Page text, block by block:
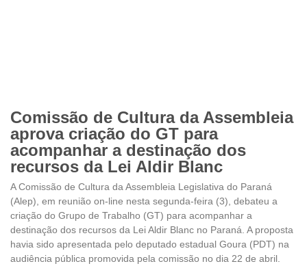
Comissão de Cultura da Assembleia
aprova criação do GT para
acompanhar a destinação dos
recursos da Lei Aldir Blanc
A Comissão de Cultura da Assembleia Legislativa do Paraná
(Alep), em reunião on-line nesta segunda-feira (3), debateu a
criação do Grupo de Trabalho (GT) para acompanhar a
destinação dos recursos da Lei Aldir Blanc no Paraná. A proposta
havia sido apresentada pelo deputado estadual Goura (PDT) na
audiência pública promovida pela comissão no dia 22 de abril.